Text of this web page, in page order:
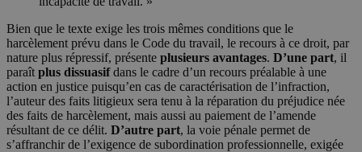
Bien que le texte exige les trois mêmes conditions que le
harcèlement prévu dans le Code du travail, le recours à ce droit, par
nature plus répressif, présente plusieurs avantages. D’une part, il
paraît plus dissuasifdans le cadre d’un recours préalable à une
action en justice puisqu’en cas de caractérisation de l’infraction,
l’auteur des faits litigieux sera tenu à la réparation du préjudice née
des faits de harcèlement, mais aussi au paiement de l’amende
résultant de ce délit. D’autre part, la voie pénale permet de
s’affranchir de l’exigence de subordination professionnelle, exigée